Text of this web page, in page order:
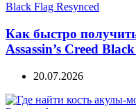
Как быстро
Assassin’s Creed
20.07.2026